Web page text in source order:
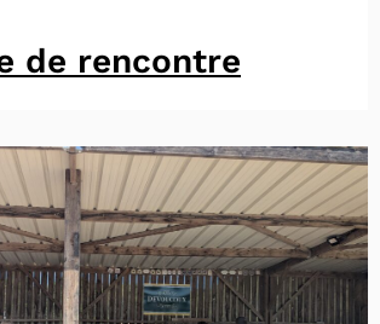
de rencontre